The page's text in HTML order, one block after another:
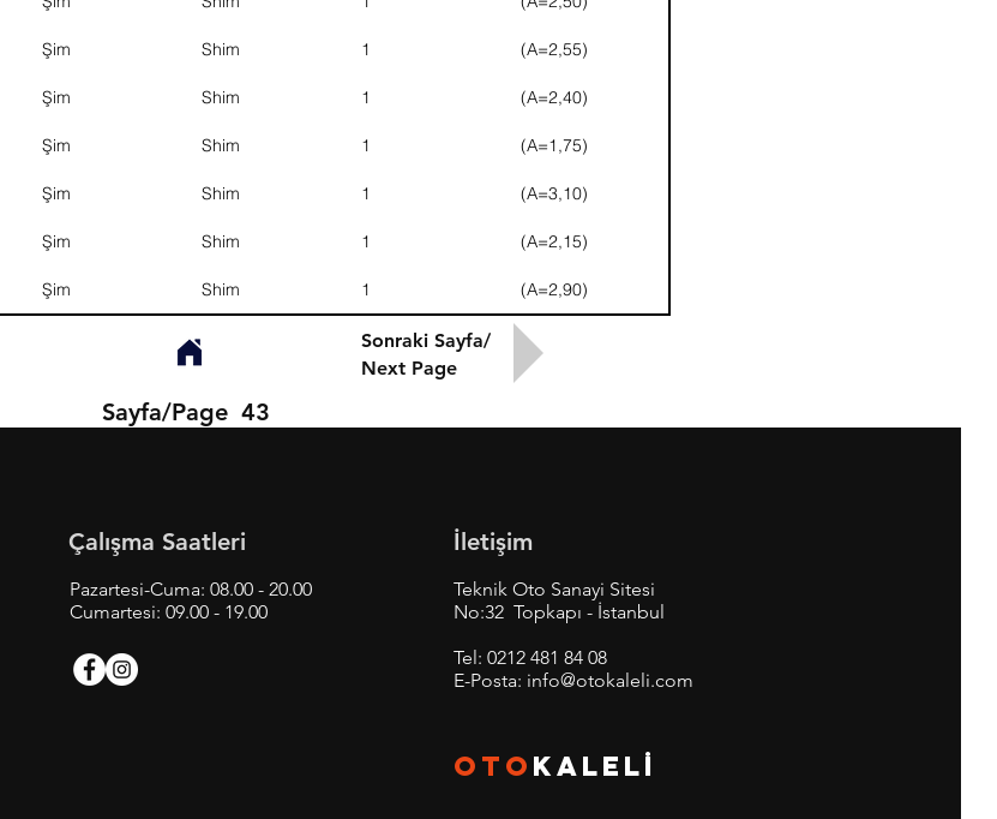
Şim Shim 1 (A=2,55)
Şim Shim 1 (A=2,40)
Şim Shim 1 (A=1,75)
Şim Shim 1 (A=3,10)
Şim Shim 1 (A=2,15)
Şim Shim 1 (A=2,90)
Sonraki Sayfa/
Next Page
Sayfa/Page 43
Çalışma Saatleri
Pazartesi-Cuma: 08.00 - 20.00
Cumartesi: 09.00 - 19.00
İletişim
Teknik Oto Sanayi Sitesi
No:32 Topkapı - İstanbul
Tel: 0212 481 84 08
E-Posta: info@otokaleli.com
OTO KALELİ